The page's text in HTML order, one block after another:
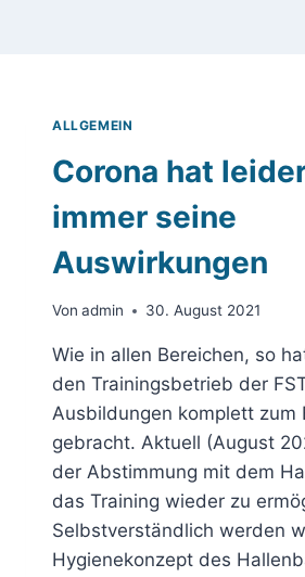
ALLGEMEIN
Corona hat
immer seine
Auswirkungen
Von admin 30. August 2021
Wie in allen Bereichen, so
den Trainingsbetrieb der
Ausbildungen komplett zum
gebracht. Aktuell (August
der Abstimmung mit dem
das Training wieder zu
Selbstverständlich werden
Hygienekonzept des